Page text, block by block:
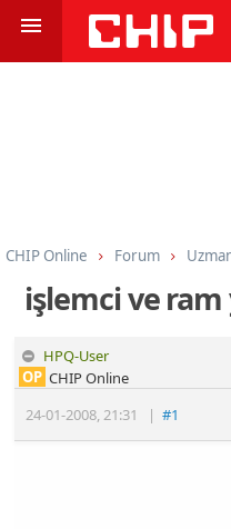
CHIP Online Forum
işlemci ve
HPQ-User
24-01-2008,21:31 |#1
OP CHIP Online